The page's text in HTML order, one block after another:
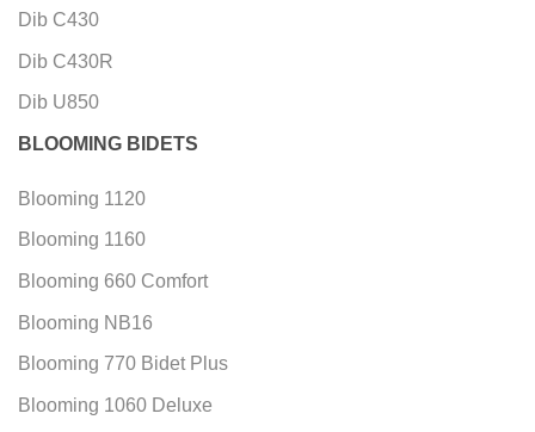
Dib C430
Dib C430R
Dib U850
BLOOMING BIDETS
Blooming 1120
Blooming 1160
Blooming 660 Comfort
Blooming NB16
Blooming 770 Bidet Plus
Blooming 1060 Deluxe